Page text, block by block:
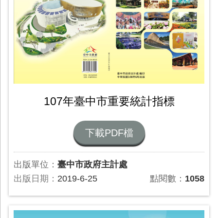
107年臺中市重要統計指標
下載PDF檔
出版單位： 臺中市政府主計處
出版日期： 2019-6-25 點閱數： 1058